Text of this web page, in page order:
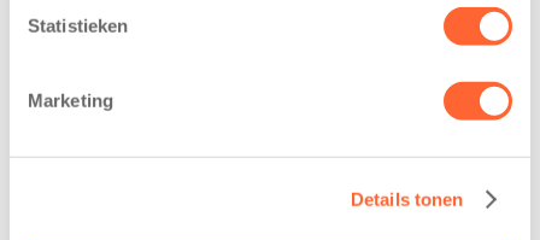
Statistieken
Marketing
Details tonen
voor de Kids First
realisatie van een
Leeuwarden Zuid.